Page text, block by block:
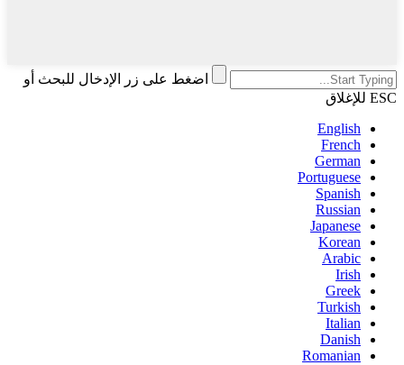
اضغط على زر الإدخال للبحث أو
ESC للإغلاق
English
French
German
Portuguese
Spanish
Russian
Japanese
Korean
Arabic
Irish
Greek
Turkish
Italian
Danish
Romanian